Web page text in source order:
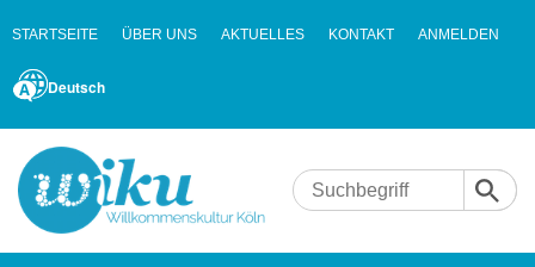
STARTSEITE ÜBER UNS AKTUELLES KONTAKT ANMELDEN
Deutsch